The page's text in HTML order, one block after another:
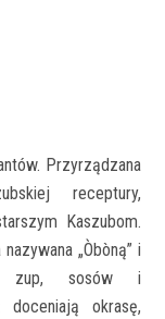
Przyrządzana
receptury,
Kaszubom.
„Òbòną” i
zup, sosów i
doceniają okrasę,